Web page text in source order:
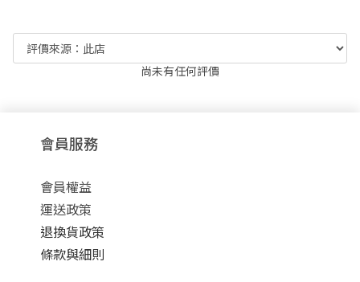
尚未有任何評價
會員服務
會員權益
運送政策
退換貨政策
條款與細則